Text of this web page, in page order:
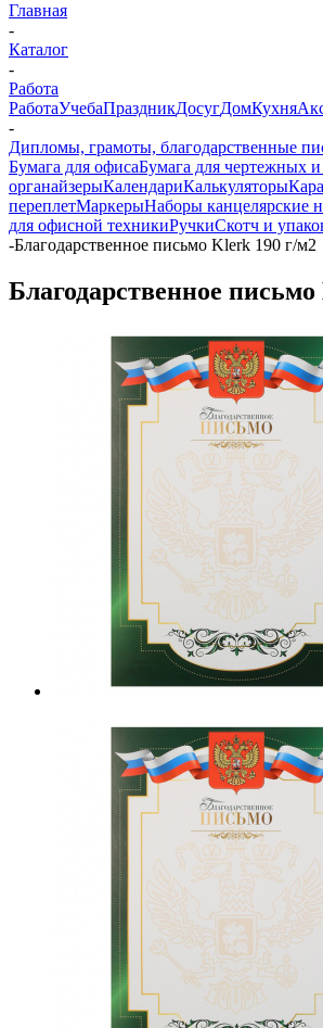
Главная
-
Каталог
-
Работа
РаботаУчебаПраздникДосугДомКухня
-
Дипломы, грамоты, благодарственные
Бумага для офисаБумага для чертежных
органайзерыКалендариКалькуляторы
переплетМаркерыНаборы канцелярские
для офисной техникиРучкиСкотч и
-Благодарственное письмо Klerk 190 г/м2
Благодарственное